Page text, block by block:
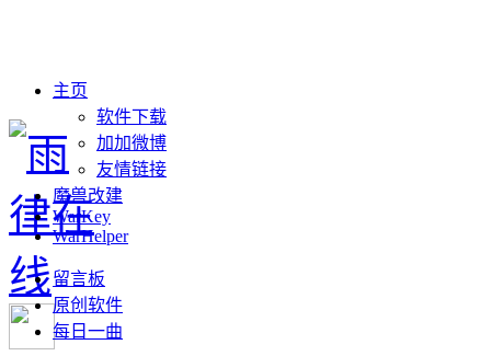
主页
软件下载
加加微博
友情链接
魔兽改建
WarKey
WarHelper
留言板
原创软件
每日一曲